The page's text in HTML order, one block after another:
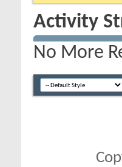
Activity
No More